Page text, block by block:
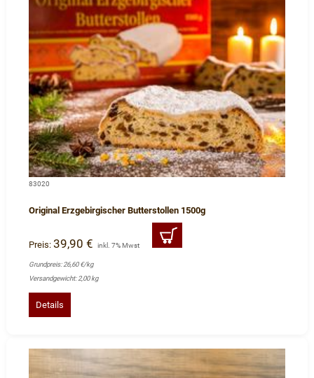
83020
Original Erzgebirgischer Butterstollen 1500g
Preis: 39,90 € inkl. 7% Mwst
Grundpreis: 26,60 €/kg
Versandgewicht: 2,00 kg
Details